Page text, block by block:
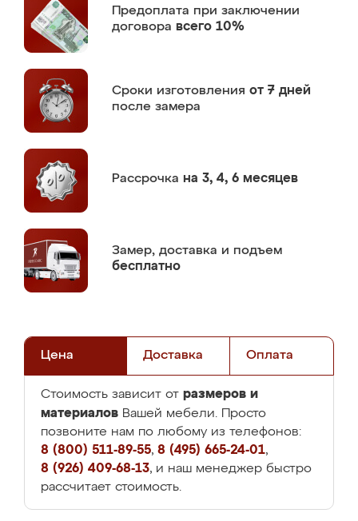
Предоплата при заключении
договора всего 10%
Сроки изготовления от 7 дней
после замера
Рассрочка на 3, 4, 6 месяцев
Замер, доставка и подъем
бесплатно
Цена Доставка Оплата
Стоимость зависит от размеров и
материалов Вашей мебели. Просто
позвоните нам по любому из телефонов:
8 (800) 511-89-55, 8 (495) 665-24-01,
8 (926) 409-68-13, и наш менеджер быстро
рассчитает стоимость.